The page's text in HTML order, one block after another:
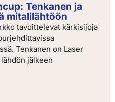
Tenkanen ja
mitalilähtöön
tavoittelevat kärkisijoja
Tenkanen on Laser
jälkeen